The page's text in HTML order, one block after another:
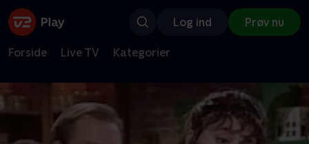
Log ind Prøv nu
Forside Live TV Kategorier